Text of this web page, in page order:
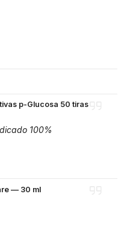
p-Glucosa 50 tiras
100%
— 30 ml